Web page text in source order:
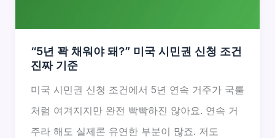
“5년 꽉 채워야 돼?” 미국 시민권 신청 조건
진짜 기준
미국 시민권 신청 조건에서 5년 연속 거주가 국룰
처럼 여겨지지만 완전 빡빡하진 않아요. 연속 거
주라 해도 실제론 유연한 부분이 많죠. 저도